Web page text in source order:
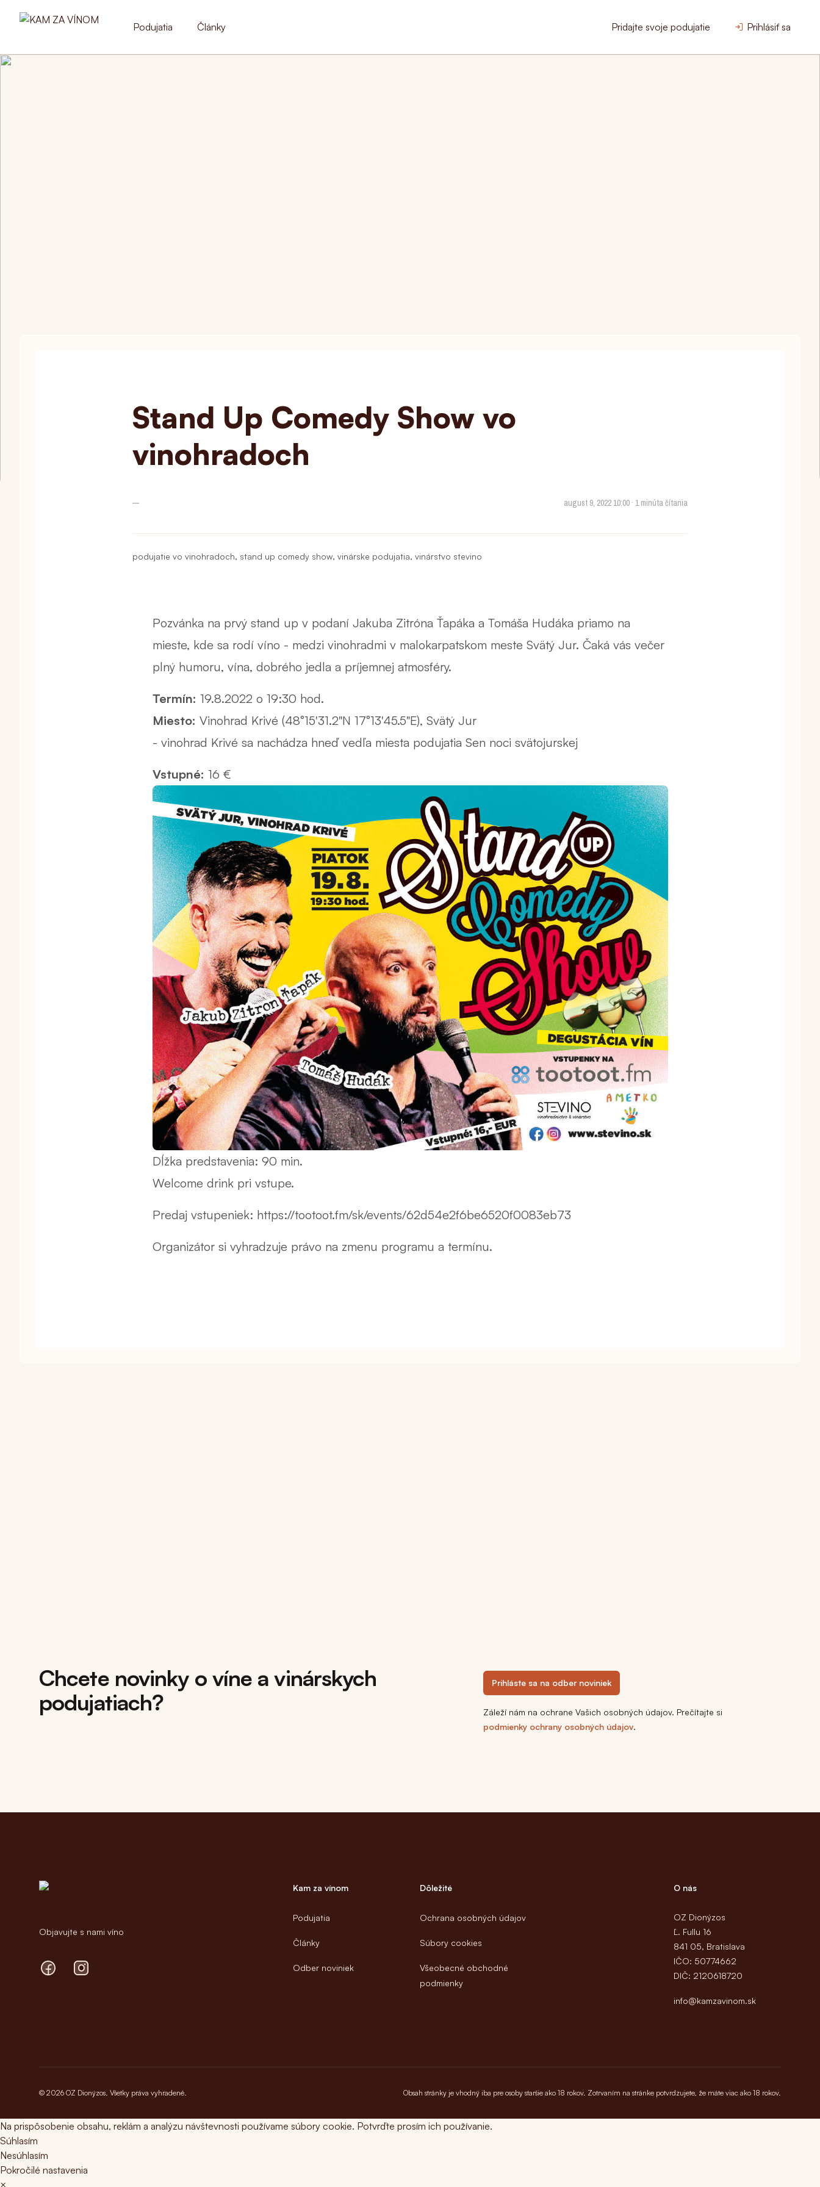
Podujatia Články Pridajte svoje podujatie Prihlásiť sa
Stand Up Comedy Show vo
vinohradoch
— august 9, 2022 10:00 · 1 minúta čítania
podujatie vo vinohradoch, stand up comedy show, vinárske podujatia, vinárstvo stevino
Pozvánka na prvý stand up v podaní Jakuba Zitróna Ťapáka a Tomáša Hudáka priamo na
mieste, kde sa rodí víno - medzi vinohradmi v malokarpatskom meste Svätý Jur. Čaká vás večer
plný humoru, vína, dobrého jedla a príjemnej atmosféry.
Termín: 19.8.2022 o 19:30 hod.
Miesto: Vinohrad Krivé (48°15'31.2"N 17°13'45.5"E), Svätý Jur
- vinohrad Krivé sa nachádza hneď vedľa miesta podujatia Sen noci svätojurskej
Vstupné: 16 €
Dĺžka predstavenia: 90 min.
Welcome drink pri vstupe.
Predaj vstupeniek: https://tootoot.fm/sk/events/62d54e2f6be6520f0083eb73
Organizátor si vyhradzuje právo na zmenu programu a termínu.
Chcete novinky o víne a vinárskych
podujatiach?
Prihláste sa na odber noviniek
Záleží nám na ochrane Vašich osobných údajov. Prečítajte si
podmienky ochrany osobných údajov.
Objavujte s nami víno
FacebookInstagram
Kam za vínom
Podujatia
Články
Odber noviniek
Dôležité
Ochrana osobných údajov
Súbory cookies
Všeobecné obchodné
podmienky
O nás
OZ Dionýzos
Ľ. Fullu 16
841 05, Bratislava
IČO: 50774662
DIČ: 2120618720
info@kamzavinom.sk
© 2026 OZ Dionýzos. Všetky práva vyhradené. Obsah stránky je vhodný iba pre osoby staršie ako 18 rokov. Zotrvaním na stránke potvrdzujete, že máte viac ako 18 rokov.
Na prispôsobenie obsahu, reklám a analýzu návštevnosti používame súbory cookie. Potvrďte prosím ich používanie.
Súhlasím
Nesúhlasím
Pokročilé nastavenia
×